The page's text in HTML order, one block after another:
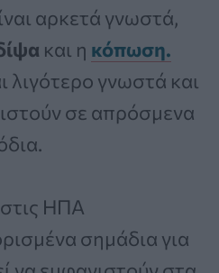
αρκετά γνωστά,
και η κόπωση.
λιγότερο γνωστά και
σε απρόσμενα
ΗΠΑ
σημάδια για